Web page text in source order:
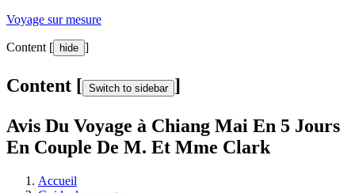
Voyage sur mesure
Content [ hide ]
Content [ Switch to sidebar ]
Avis Du Voyage à Chiang Mai En 5 Jours
En Couple De M. Et Mme Clark
Accueil